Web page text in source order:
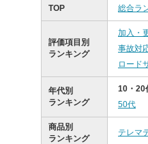
TOP 総合ラ
評価項目別
ランキング
加入・
事故対
ロード
年代別
ランキング
10・20
50代
商品別
ランキング
テレマ